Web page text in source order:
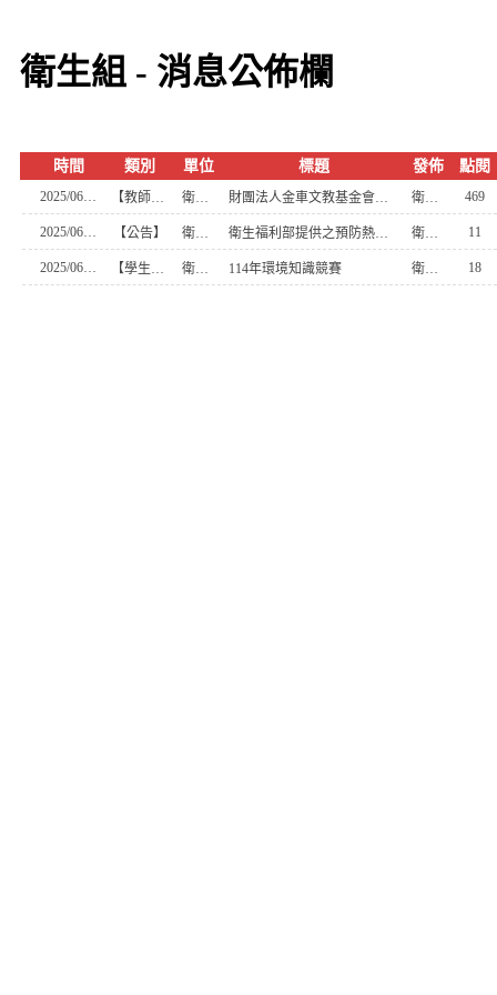
衛生組 - 消息公佈欄
時間 類別 單位 標題 發佈 點閱
2025/06/19 【教師活動】 衛生組 財團法人金車文教基金會「SDGs的教學設計」環境教育線上研習 衛生組長 469
2025/06/10 【公告】 衛生組 衛生福利部提供之預防熱傷害衛教宣導素材 衛生組長 11
2025/06/04 【學生活動】 衛生組 114年環境知識競賽 衛生組長 18